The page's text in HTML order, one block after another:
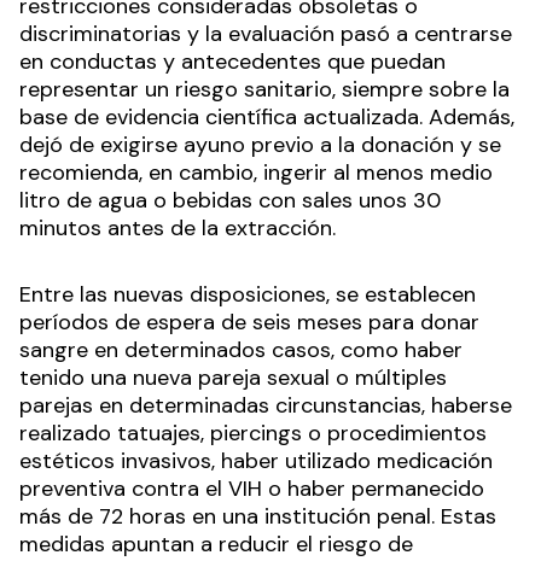
restricciones consideradas obsoletas o
discriminatorias y la evaluación pasó a centrarse
en conductas y antecedentes que puedan
representar un riesgo sanitario, siempre sobre la
base de evidencia científica actualizada. Además,
dejó de exigirse ayuno previo a la donación y se
recomienda, en cambio, ingerir al menos medio
litro de agua o bebidas con sales unos 30
minutos antes de la extracción.
Entre las nuevas disposiciones, se establecen
períodos de espera de seis meses para donar
sangre en determinados casos, como haber
tenido una nueva pareja sexual o múltiples
parejas en determinadas circunstancias, haberse
realizado tatuajes, piercings o procedimientos
estéticos invasivos, haber utilizado medicación
preventiva contra el VIH o haber permanecido
más de 72 horas en una institución penal. Estas
medidas apuntan a reducir el riesgo de